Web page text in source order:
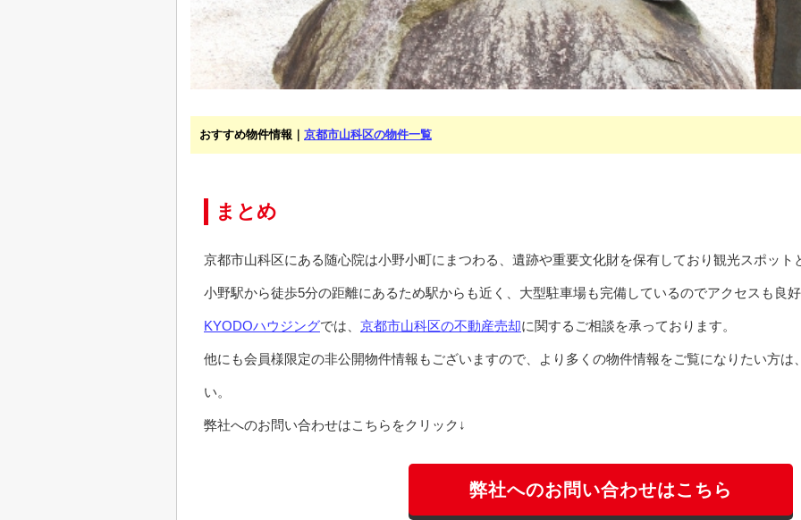
おすすめ物件情報｜ 京都市山科区の物件一覧
まとめ
京都市山科区にある随心院は小野小町にまつわる、遺跡や重要文化財を保有しており観光スポット
小野駅から徒歩5分の距離にあるため駅からも近く、大型駐車場も完備しているのでアクセスも良
KYODOハウジングでは、 京都市山科区の不動産売却に関するご相談を承っております。
他にも会員様限定の非公開物件情報もございますので、より多くの物件情報をご覧になりたい方は
い。
弊社へのお問い合わせはこちらをクリック↓
弊社へのお問い合わせはこちら